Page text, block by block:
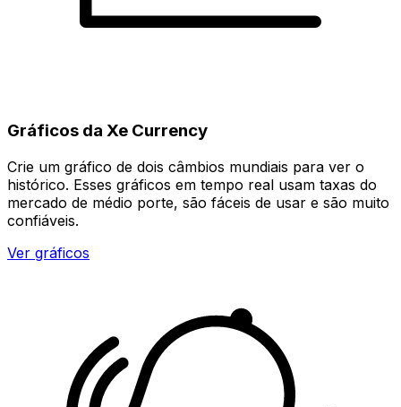
Gráficos da Xe Currency
Crie um gráfico de dois câmbios mundiais para ver o
histórico. Esses gráficos em tempo real usam taxas do
mercado de médio porte, são fáceis de usar e são muito
confiáveis.
Ver gráficos